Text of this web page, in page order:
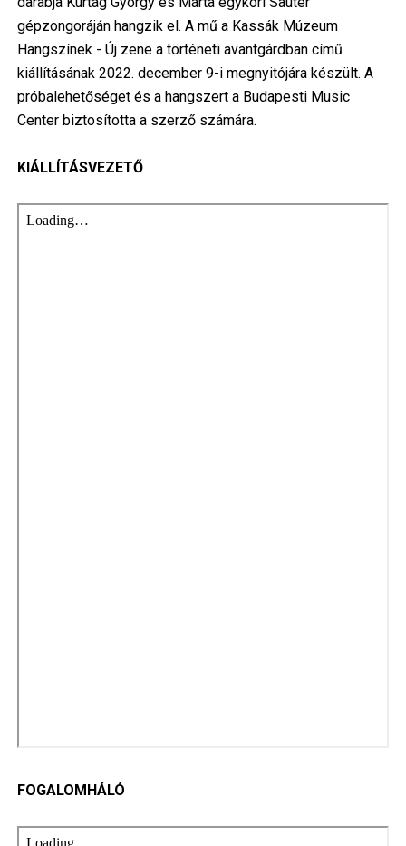
gépzongoráján hangzik el. A mű a Kassák Múzeum
Hangszínek - Új zene a történeti avantgárdban című
kiállításának 2022. december 9-i megnyitójára készült. A
próbalehetőséget és a hangszert a Budapesti Music
Center biztosította a szerző számára.
KIÁLLÍTÁSVEZETŐ
FOGALOMHÁLÓ